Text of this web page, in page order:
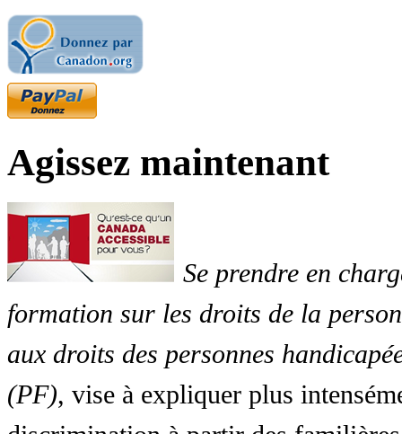
Agissez maintenant
Se prendre en
formation sur les droits de la
aux droits des personnes
(PF), vise à expliquer plus